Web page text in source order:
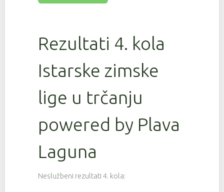
Rezultati 4. kola
Istarske zimske
lige u trčanju
powered by Plava
Laguna
Neslužbeni rezultati 4. kola: